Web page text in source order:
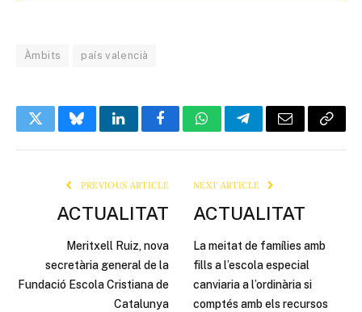
Àmbits país valencià
TwitterBlueskyLinkedInFacebookWhatsAppTelegramEmail Copy
PREVIOUS ARTICLE
ACTUALITAT
Meritxell Ruiz, nova
secretària general de la
Fundació Escola Cristiana de
Catalunya
NEXT ARTICLE
ACTUALITAT
La meitat de famílies amb
fills a l’escola especial
canviaria a l’ordinària si
comptés amb els recursos